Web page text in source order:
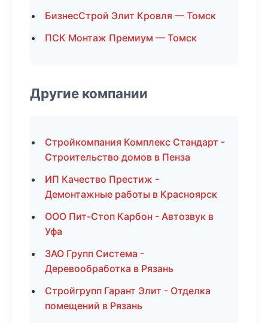
БизнесСтрой Элит Кровля — Томск
ПСК Монтаж Премиум — Томск
Другие компании
Стройкомпания Комплекс Стандарт -
Строительство домов в Пенза
ИП Качество Престиж -
Демонтажные работы в Красноярск
ООО Пит-Стоп Карбон - Автозвук в
Уфа
ЗАО Групп Система -
Деревообработка в Рязань
Стройгрупп Гарант Элит - Отделка
помещений в Рязань